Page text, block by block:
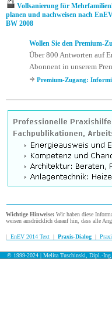
Vollsanierung für
planen und nachweisen nach
BW 2008
Wollen Sie den Premium-
Über 800 Antworten auf
Abonnent in unserem
Premium-Zugang:
Wichtige Hinweise: Wir haben diese
weisen ausdrücklich darauf hin, dass alle
| EnEV 2014 Text | Praxis-Dialog |
© 1999-2024 | Melita Tuschinski, Dipl.-